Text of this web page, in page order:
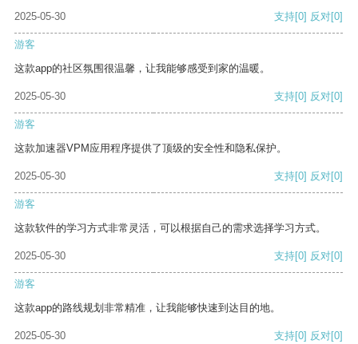
2025-05-30 支持[0] 反对[0]
游客
这款app的社区氛围很温馨，让我能够感受到家的温暖。
2025-05-30 支持[0] 反对[0]
游客
这款加速器VPM应用程序提供了顶级的安全性和隐私保护。
2025-05-30 支持[0] 反对[0]
游客
这款软件的学习方式非常灵活，可以根据自己的需求选择学习方式。
2025-05-30 支持[0] 反对[0]
游客
这款app的路线规划非常精准，让我能够快速到达目的地。
2025-05-30 支持[0] 反对[0]